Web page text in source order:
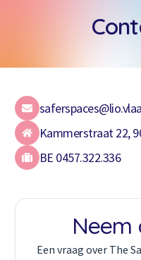
Kammerstraat 22,
BE 0457.322.336
Neem
Een vraag over The